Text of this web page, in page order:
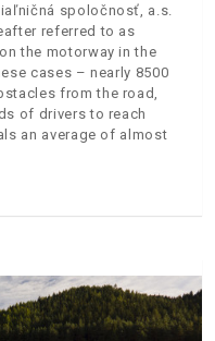
spoločnosť, a.s.
referred to as
the motorway in the
cases – nearly 8500
from the road,
of drivers to reach
an average of almost